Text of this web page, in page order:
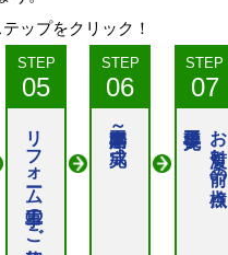
ップをクリック！
STEP
05
リフォーム工事のご契約
STEP
06
工事開始～完成
STEP
07
お引渡し前の点検